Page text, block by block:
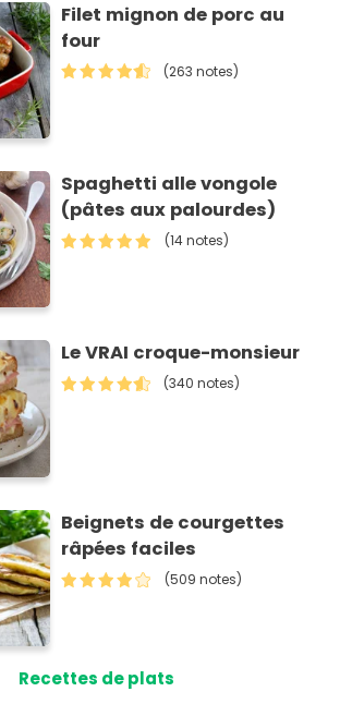
Filet mignon de porc au
four
(263 notes)
Spaghetti alle vongole
(pâtes aux palourdes)
(14 notes)
Le VRAI croque-monsieur
(340 notes)
Beignets de courgettes
râpées faciles
(509 notes)
Recettes de plats